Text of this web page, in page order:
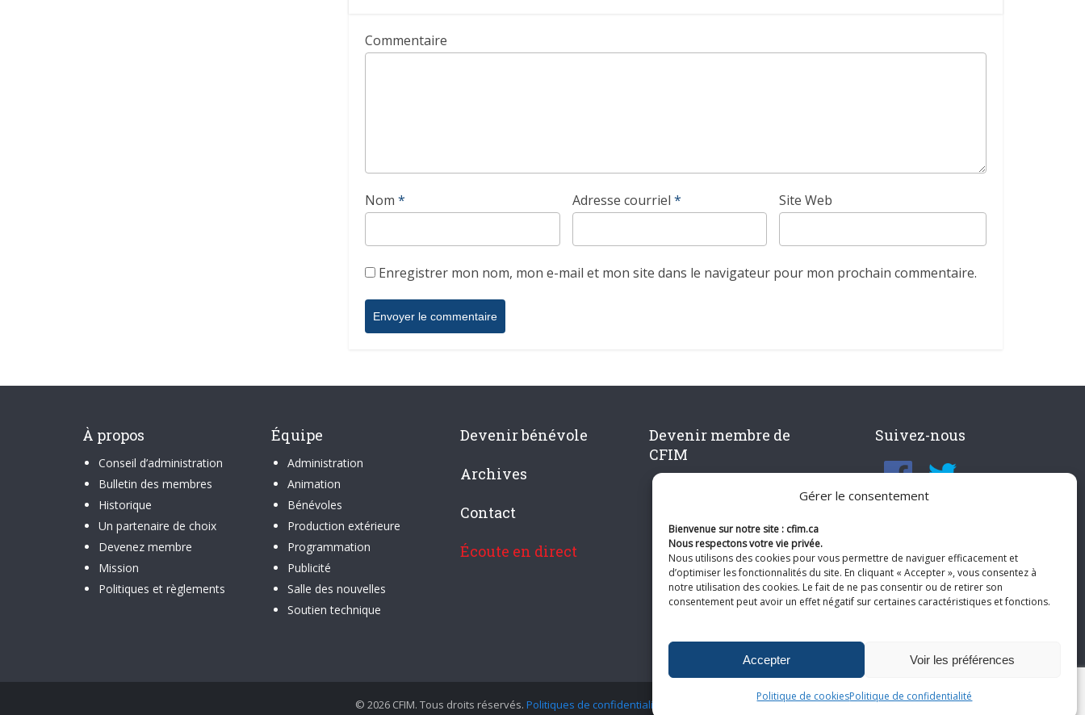
Gérer le consentement
Bienvenue sur notre site : cfim.ca
Nous respectons votre vie privée.
Nous utilisons des cookies pour vous permettre de naviguer efficacement et
d’optimiser les fonctionnalités du site. En cliquant « Accepter », vous consentez à
notre utilisation des cookies. Le fait de ne pas consentir ou de retirer son
consentement peut avoir un effet négatif sur certaines caractéristiques et fonctions.
Accepter Voir les préférences
Politique de cookiesPolitique de confidentialité
Commentaire
Nom * Adresse courriel * Site Web
Enregistrer mon nom, mon e-mail et mon site dans le navigateur pour mon prochain commentaire.
À propos
Conseil d’administration
Bulletin des membres
Historique
Un partenaire de choix
Devenez membre
Mission
Politiques et règlements
Équipe
Administration
Animation
Bénévoles
Production extérieure
Programmation
Publicité
Salle des nouvelles
Soutien technique
Devenir bénévole
Archives
Contact
Écoute en direct
Devenir membre de
CFIM
Suivez-nous
© 2026 CFIM. Tous droits réservés. Politiques de confidentialité